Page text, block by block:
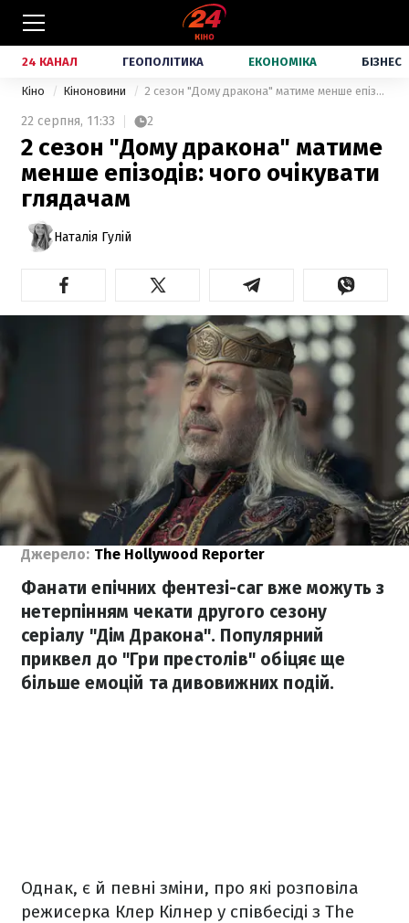
24 КАНАЛ ГЕОПОЛІТИКА ЕКОНОМІКА БІЗНЕС
Кіно Кіноновини 2 сезон "Дому дракона" матиме менше епізодів: чого очікувати глядачам
22 серпня, 11:33 2
2 сезон "Дому дракона" матиме
менше епізодів: чого очікувати
глядачам
Наталія Гулій
Джерело: The Hollywood Reporter
Фанати епічних фентезі-саг вже можуть з
нетерпінням чекати другого сезону
серіалу "Дім Дракона". Популярний
приквел до "Гри престолів" обіцяє ще
більше емоцій та дивовижних подій.
Однак, є й певні зміни, про які розповіла
режисерка Клер Кілнер у співбесіді з The